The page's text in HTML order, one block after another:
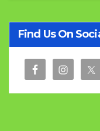
Find Us On